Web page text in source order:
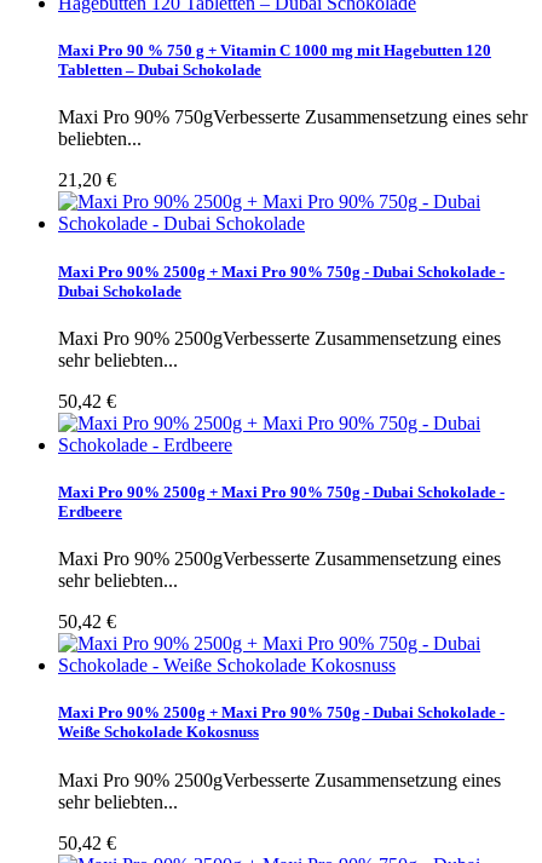
Maxi Pro 90 % 750 g + Vitamin C 1000 mg mit Hagebutten 120
Tabletten – Dubai Schokolade
Maxi Pro 90% 750gVerbesserte Zusammensetzung eines sehr
beliebten...
21,20 €
Maxi Pro 90% 2500g + Maxi Pro 90% 750g - Dubai Schokolade -
Dubai Schokolade
Maxi Pro 90% 2500gVerbesserte Zusammensetzung eines
sehr beliebten...
50,42 €
Maxi Pro 90% 2500g + Maxi Pro 90% 750g - Dubai Schokolade -
Erdbeere
Maxi Pro 90% 2500gVerbesserte Zusammensetzung eines
sehr beliebten...
50,42 €
Maxi Pro 90% 2500g + Maxi Pro 90% 750g - Dubai Schokolade -
Weiße Schokolade Kokosnuss
Maxi Pro 90% 2500gVerbesserte Zusammensetzung eines
sehr beliebten...
50,42 €